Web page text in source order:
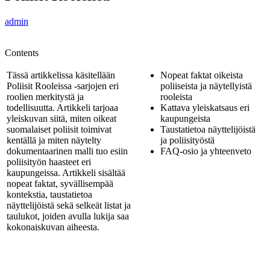
admin
Contents
Tässä artikkelissa käsitellään
Poliisit Rooleissa -sarjojen eri
roolien merkitystä ja
todellisuutta. Artikkeli tarjoaa
yleiskuvan siitä, miten oikeat
suomalaiset poliisit toimivat
kentällä ja miten näytelty
dokumentaarinen malli tuo esiin
poliisityön haasteet eri
kaupungeissa. Artikkeli sisältää
nopeat faktat, syvällisempää
kontekstia, taustatietoa
näyttelijöistä sekä selkeät listat ja
taulukot, joiden avulla lukija saa
kokonaiskuvan aiheesta.
Nopeat faktat oikeista
poliiseista ja näytellyistä
rooleista
Kattava yleiskatsaus eri
kaupungeista
Taustatietoa näyttelijöistä
ja poliisityöstä
FAQ-osio ja yhteenveto